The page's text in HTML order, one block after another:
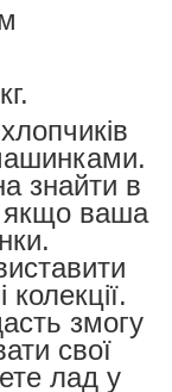
знайти в
якщо ваша
змогу
свої
лад у